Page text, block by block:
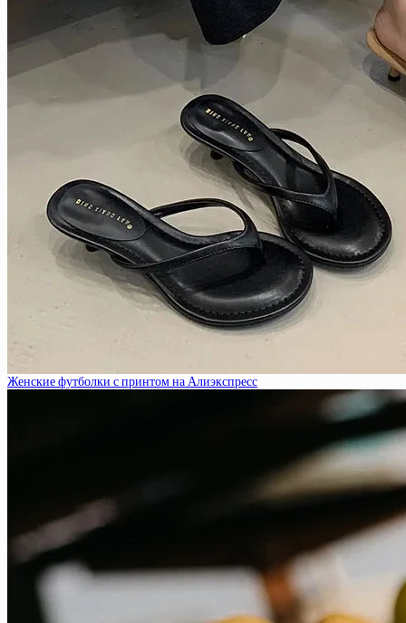
Женские футболки с принтом на Алиэкспресс